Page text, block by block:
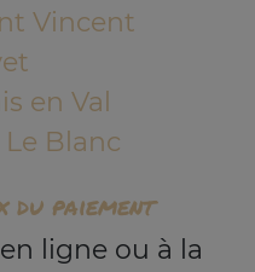
Vincent
en Val
Blanc
du paiement
ligne ou à la